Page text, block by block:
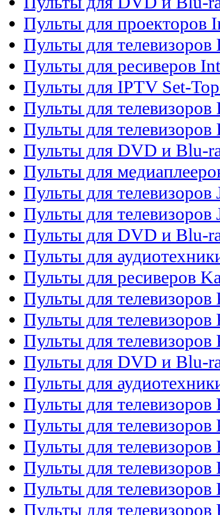
Пульты для проекторов
Пульты для
Пульты для ресиверов
Пульты для IPTV Set-
Пульты для телевизоров
Пульты для телевизоров
Пульты для DVD и Blu-
Пульты для
Пульты для телевизоров
Пульты для телевизоров
Пульты для DVD и Blu-
Пульты для
Пульты для ресиверов
Пульты для телевизоров
Пульты для телевизоров
Пульты для телевизоров
Пульты для DVD и Blu-
Пульты для
Пульты для
Пульты для телевизоров
Пульты для телевизоров
Пульты для телевизоров
Пульты для
Пульты для